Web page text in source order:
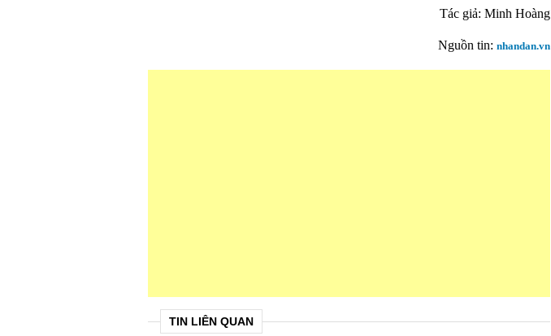
Tác giả: Minh Hoàng
Nguồn tin: nhandan.vn
TIN LIÊN QUAN